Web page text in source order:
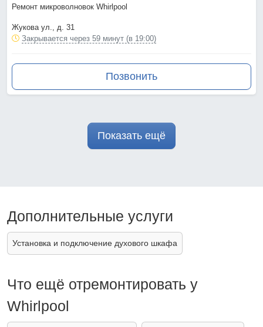
Ремонт микроволновок Whirlpool
Жукова ул., д. 31
Закрывается через 59 минут (в 19:00)
Позвонить
Показать ещё
Дополнительные услуги
Установка и подключение духового шкафа
Что ещё отремонтировать у
Whirlpool